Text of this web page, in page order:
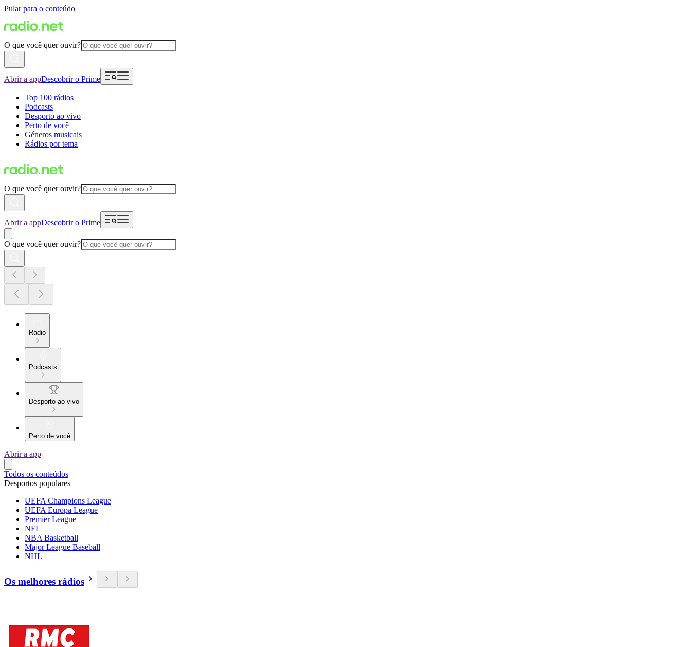
Pular para o conteúdo
O que você quer ouvir?
Abrir a appDescobrir o Prime
Top 100 rádios
Podcasts
Desporto ao vivo
Perto de você
Géneros musicais
Rádios por tema
O que você quer ouvir?
Abrir a appDescobrir o Prime
O que você quer ouvir?
Rádio
Podcasts
Desporto ao vivo
Perto de você
Abrir a app
Todos os conteúdos
Desportos populares
UEFA Champions League
UEFA Europa League
Premier League
NFL
NBA Basketball
Major League Baseball
NHL
Os melhores rádios